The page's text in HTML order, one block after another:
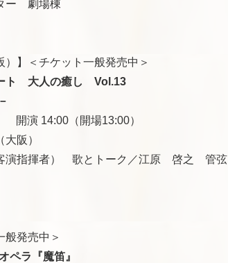
ー 劇場棟
）】＜チケット一般発売中＞
ト 大人の癒し Vol.13
開演 14:00（開場13:00）
阪）
演指揮者） 歌とトーク／江原 啓之 管弦
般発売中＞
ペラ『魔笛』